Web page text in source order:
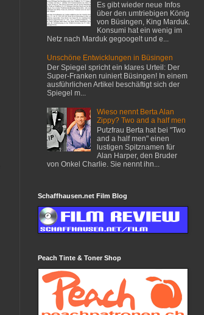
Es gibt wieder neue Infos
über den umtriebigen König
von Büsingen, King Marduk.
Konsumi hat ein wenig im
Netz nach Marduk gegoogelt und e...
Unschöne Entwicklungen in Büsingen
Der Spiegel spricht ein klares Urteil: Der
Super-Franken ruiniert Büsingen! In einem
ausführlichen Artikel beschäftigt sich der
Spiegel m...
Wieso nennt Berta Alan
Zippy? Two and a half men
Putzfrau Berta hat bei "Two
and a half men" einen
lustigen Spitznamen für
Alan Harper, den Bruder
von Onkel Charlie. Sie nennt ihn...
Schaffhausen.net Film Blog
Peach Tinte & Toner Shop